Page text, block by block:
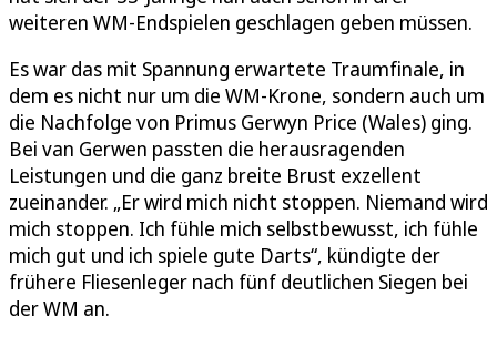
weiteren WM-Endspielen geschlagen geben müssen.
Es war das mit Spannung erwartete Traumfinale, in
dem es nicht nur um die WM-Krone, sondern auch um
die Nachfolge von Primus Gerwyn Price (Wales) ging.
Bei van Gerwen passten die herausragenden
Leistungen und die ganz breite Brust exzellent
zueinander. „Er wird mich nicht stoppen. Niemand wird
mich stoppen. Ich fühle mich selbstbewusst, ich fühle
mich gut und ich spiele gute Darts“, kündigte der
frühere Fliesenleger nach fünf deutlichen Siegen bei
der WM an.